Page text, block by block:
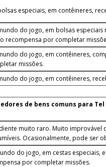
especiais, em contêineres,
do jogo, em bolsas
recompensa por completar
do jogo, em contêineres,
missões.
do jogo, em contêineres,
de bens comuns para
muito raro. Muito improvável
Ocasionalmente, pode ser
do jogo, em cestas especiais,
por completar missões.